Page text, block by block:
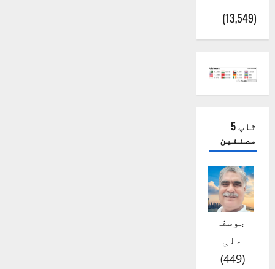
(13,549)
ٹاپ 5
مصنفین
جوسف
علی
(
449
)